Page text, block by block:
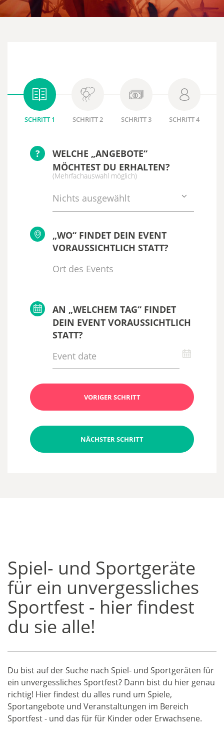
SCHRITT 1 SCHRITT 2 SCHRITT 3 SCHRITT 4
?
WELCHE „ANGEBOTE“
MÖCHTEST DU ERHALTEN?
(Mehrfachauswahl möglich)
Nichts ausgewählt
„WO“ FINDET DEIN EVENT
VORAUSSICHTLICH STATT?
AN „WELCHEM TAG“ FINDET
DEIN EVENT VORAUSSICHTLICH
STATT?
VORIGER SCHRITT
NÄCHSTER SCHRITT
Spiel- und Sportgeräte
für ein unvergessliches
Sportfest - hier findest
du sie alle!
Du bist auf der Suche nach Spiel- und Sportgeräten für
ein unvergessliches Sportfest? Dann bist du hier genau
richtig! Hier findest du alles rund um Spiele,
Sportangebote und Veranstaltungen im Bereich
Sportfest - und das für für Kinder oder Erwachsene.